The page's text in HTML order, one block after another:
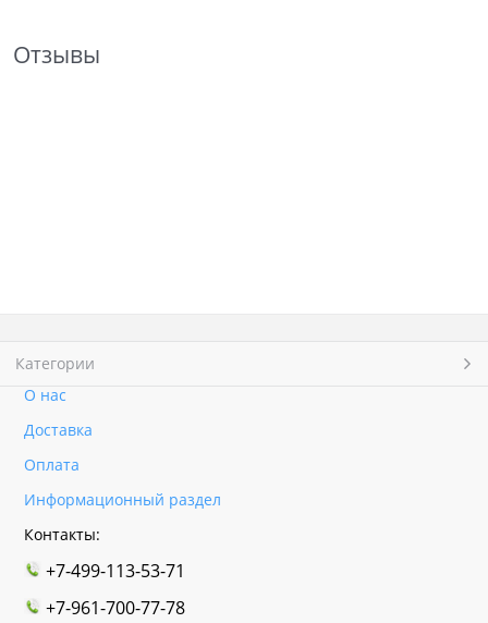
Отзывы
Категории
О нас
Доставка
Оплата
Информационный раздел
Контакты:
+7-499-113-53-71
+7-961-700-77-78